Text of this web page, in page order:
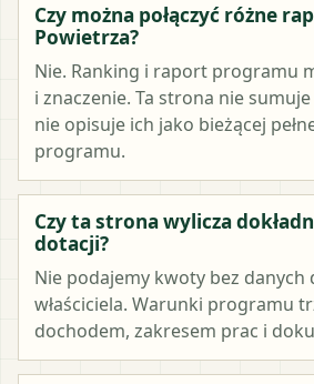
Czy można połączyć różne
Powietrza?
Nie. Ranking i raport programu
i znaczenie. Ta strona nie
nie opisuje ich jako bieżącej
programu.
Czy ta strona wylicza
dotacji?
Nie podajemy kwoty bez danych
właściciela. Warunki programu
dochodem, zakresem prac i